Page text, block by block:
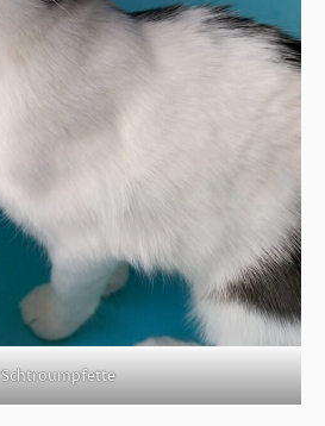
Schtroumpfette